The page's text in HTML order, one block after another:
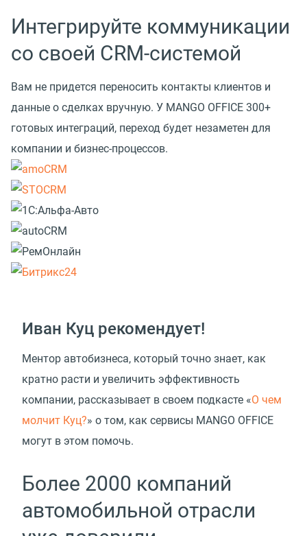
Интегрируйте коммуникации
со своей CRM-системой
Вам не придется переносить контакты клиентов и
данные о сделках вручную. У MANGO OFFICE 300+
готовых интеграций, переход будет незаметен для
компании и бизнес-процессов.
Иван Куц рекомендует!
Ментор автобизнеса, который точно знает, как
кратно расти и увеличить эффективность
компании, рассказывает в своем подкасте «О чем
молчит Куц?» о том, как сервисы MANGO OFFICE
могут в этом помочь.
Более 2000 компаний
автомобильной отрасли